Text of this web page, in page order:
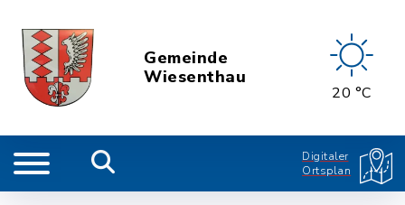
Gemeinde
Wiesenthau
20 °C
Digitaler
Ortsplan